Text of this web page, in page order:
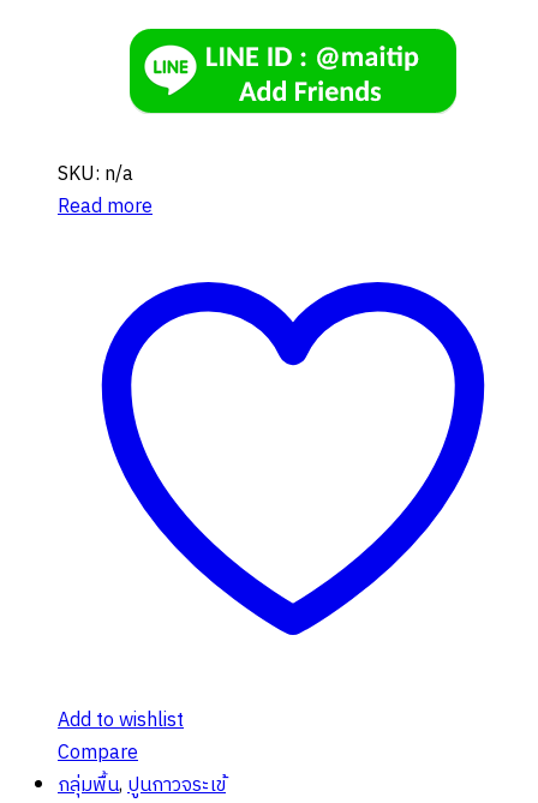
SKU: n/a
Read more
Add to wishlist
Compare
กลุ่มพื้น,ปูนกาวจระเข้